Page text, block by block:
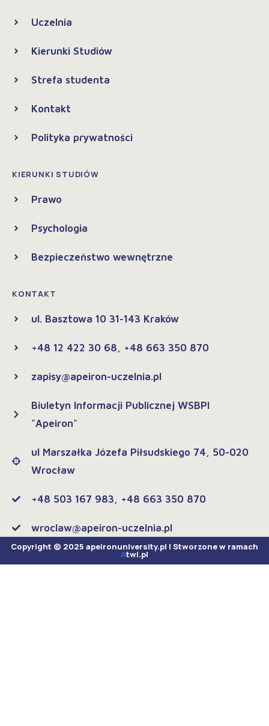
Uczelnia
Kierunki Studiów
Strefa studenta
Kontakt
Polityka prywatności
KIERUNKI STUDIÓW
Prawo
Psychologia
Bezpieczeństwo wewnętrzne
KONTAKT
ul. Basztowa 10 31-143 Kraków
+48 12 422 30 68, +48 663 350 870
zapisy@apeiron-uczelnia.pl
Biuletyn Informacji Publicznej WSBPI
"Apeiron"
ul Marszałka Józefa Piłsudskiego 74, 50-020
Wrocław
+48 503 167 983, +48 663 350 870
wroclaw@apeiron-uczelnia.pl
Copyright © 2025 apeironuniversity.pl | Stworzone w ramach
Atwi.pl